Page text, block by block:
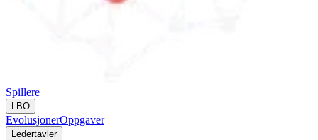
Spillere
LBO
EvolusjonerOppgaver
Ledertavler